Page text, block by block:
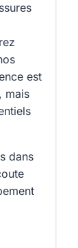
est
mais
dans